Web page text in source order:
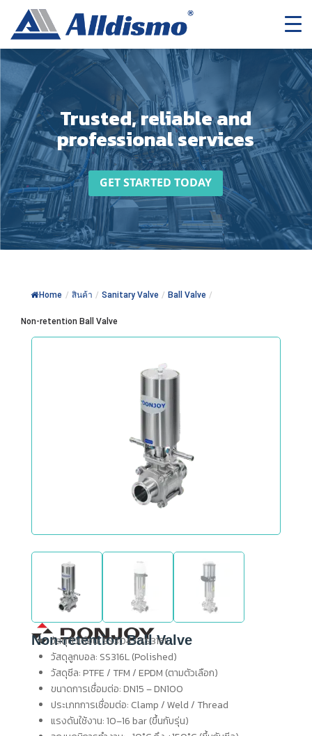
Trusted, reliable and
professional services
GET STARTED TODAY
Home / สินค้า / Sanitary Valve / Ball Valve /
Non‑retention Ball Valve
Non‑retention Ball Valve
วัสดุตัวเรือน: SS304 / SS316L
วัสดุลูกบอล: SS316L (Polished)
วัสดุซีล: PTFE / TFM / EPDM (ตามตัวเลือก)
ขนาดการเชื่อมต่อ: DN15 – DN100
ประเภทการเชื่อมต่อ: Clamp / Weld / Thread
แรงดันใช้งาน: 10–16 bar (ขึ้นกับรุ่น)